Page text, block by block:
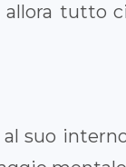
allora tutto
suo